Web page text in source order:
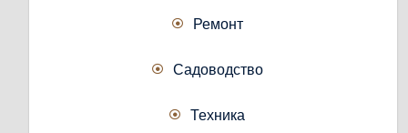
Ремонт
Садоводство
Техника